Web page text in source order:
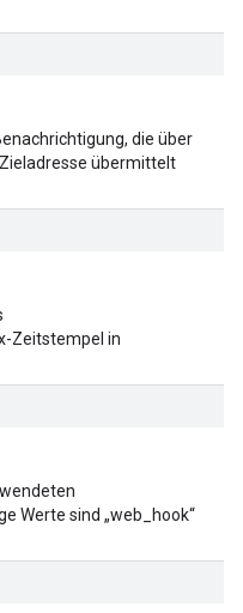
die über
übermittelt
Zeitstempel in
Werte sind „web_hook“